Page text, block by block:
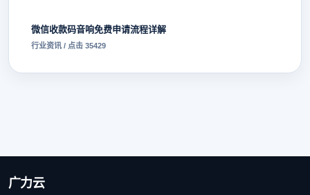
微信收款码音响免费申请流程详解
行业资讯 / 点击 35429
广力云